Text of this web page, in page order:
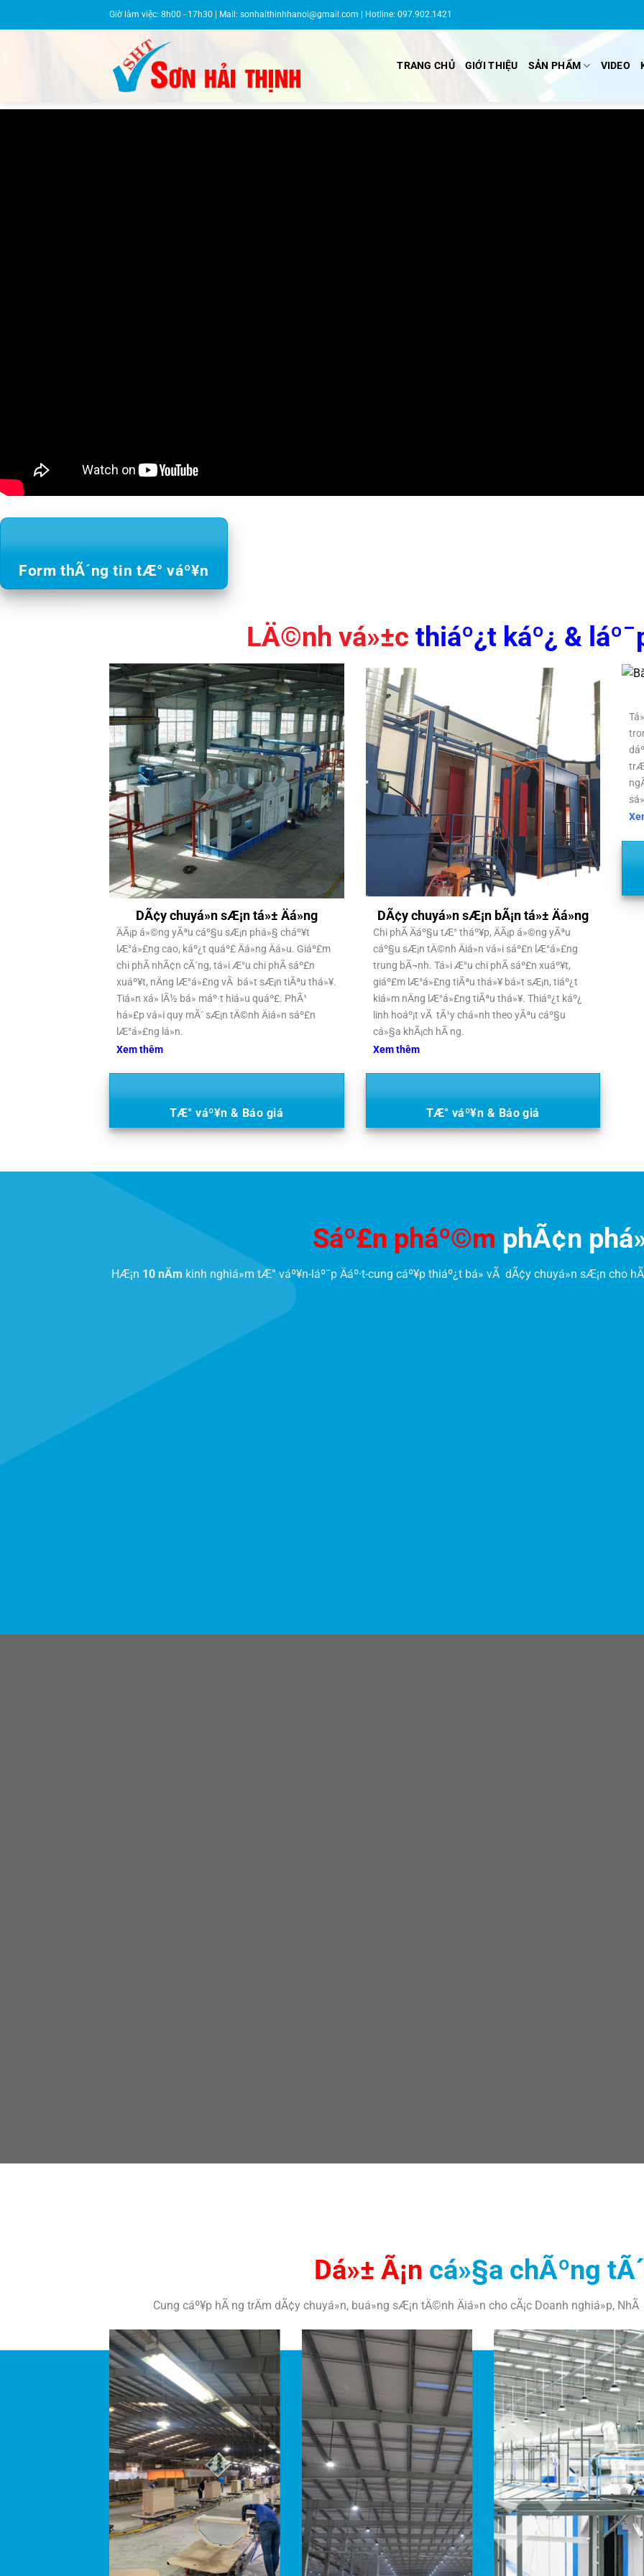
qua
Giờ làm việc: 8h00 - 17h30 | Mail: sonhaithinhhanoi@gmail.com | Hotline: 097.902.1421
TRANG CHỦ GIỚI THIỆU SẢN PHẨM VIDEO
Form thÃ´ng tin tÆ° váº¥n
LÄ©nh vá»±c thiáº¿t káº¿ &
DÃ¢y chuyá»n sÆ¡n tá»± Äá»ng
ÄÃ¡p á»©ng yÃªu cáº§u sÆ¡n phá»§ cháº¥t
lÆ°á»£ng cao, káº¿t quáº£ Äá»ng Äá»u. Giáº£m
chi phÃ­ nhÃ¢n cÃ´ng, tá»i Æ°u chi phÃ­ sáº£n
xuáº¥t, nÄng lÆ°á»£ng vÃ bá»t sÆ¡n tiÃªu thá»¥.
Tiá»n xá»­ lÃ½ bá» máº·t hiá»u quáº£. PhÃ¹
há»£p vá»i quy mÃ´ sÆ¡n tÄ©nh Äiá»n sáº£n
lÆ°á»£ng lá»n.
Xem thêm
TÆ° váº¥n & Báo giá
DÃ¢y chuyá»n sÆ¡n bÃ¡n tá»± Äá»ng
Chi phÃ­ Äáº§u tÆ° tháº¥p, ÄÃ¡p á»©ng yÃªu
cáº§u sÆ¡n tÄ©nh Äiá»n vá»i sáº£n lÆ°á»£ng
trung bÃ¬nh. Tá»i Æ°u chi phÃ­ sáº£n xuáº¥t,
giáº£m lÆ°á»£ng tiÃªu thá»¥ bá»t sÆ¡n, tiáº¿t
kiá»m nÄng lÆ°á»£ng tiÃªu thá»¥. Thiáº¿t káº¿
linh hoáº¡t vÃ tÃ¹y chá»nh theo yÃªu cáº§u
cá»§a khÃ¡ch hÃ ng.
Xem thêm
TÆ° váº¥n & Báo giá
Sáº£n pháº©m phÃ¢n
HÆ¡n 10 nÄm kinh nghiá»m tÆ° váº¥n-láº¯p Äáº·t-cung cáº¥p thiáº¿t bá» vÃ dÃ¢y chuyá»n sÆ¡n cho
Dá»± Ã¡n cá»§a chÃºng
Cung cáº¥p hÃ ng trÄm dÃ¢y chuyá»n, buá»ng sÆ¡n tÄ©nh Äiá»n cho cÃ¡c Doanh nghiá»p,